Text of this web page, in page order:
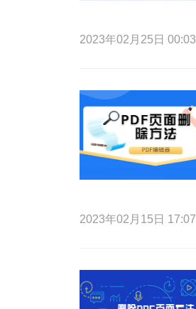
2023年02月25日 00:03
2023年02月15日 17:07